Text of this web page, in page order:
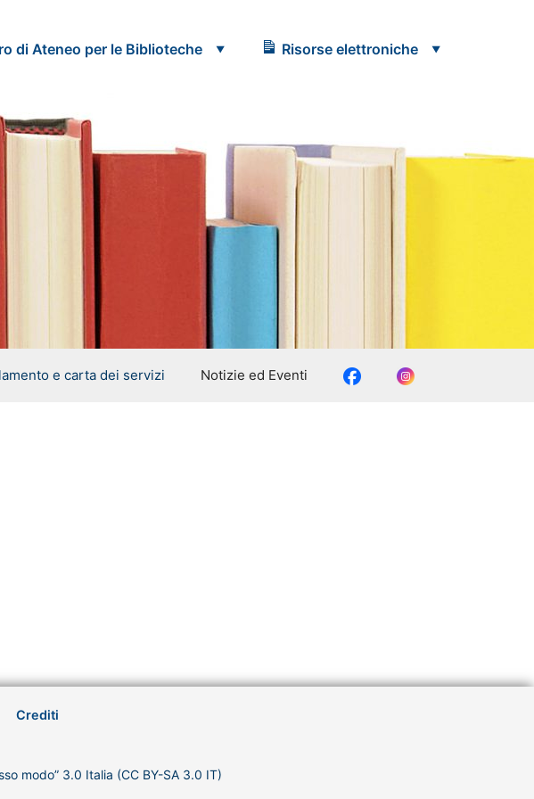
di Ateneo per le Biblioteche Risorse elettroniche
e carta dei servizi Notizie ed Eventi FacebookInstagram
Crediti
modo” 3.0 Italia (CC BY-SA 3.0 IT)